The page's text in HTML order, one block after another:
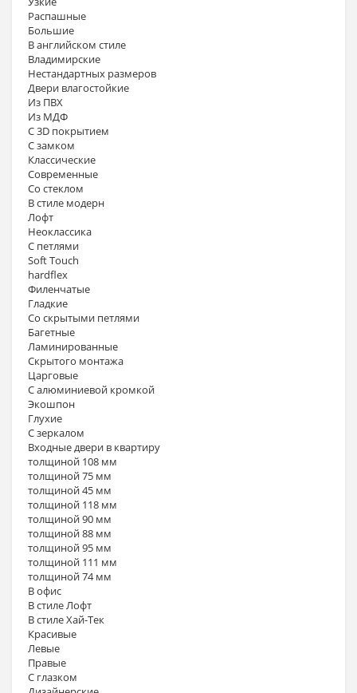
Распашные
Большие
В английском стиле
Владимирские
Нестандартных размеров
Двери влагостойкие
Из ПВХ
Из МДФ
С 3D покрытием
С замком
Классические
Современные
Со стеклом
В стиле модерн
Лофт
Неоклассика
С петлями
Soft Touch
hardflex
Филенчатые
Гладкие
Со скрытыми петлями
Багетные
Ламинированные
Скрытого монтажа
Царговые
С алюминиевой кромкой
Экошпон
Глухие
С зеркалом
Входные двери в квартиру
толщиной 108 мм
толщиной 75 мм
толщиной 45 мм
толщиной 118 мм
толщиной 90 мм
толщиной 88 мм
толщиной 95 мм
толщиной 111 мм
толщиной 74 мм
В офис
В стиле Лофт
В стиле Хай-Тек
Красивые
Левые
Правые
С глазком